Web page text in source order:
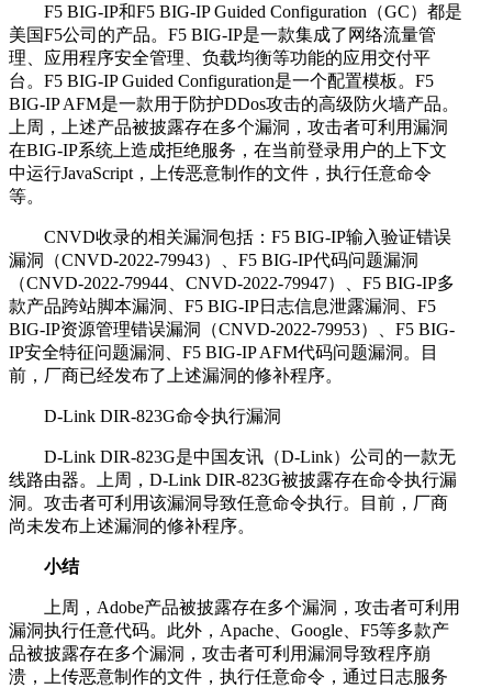
F5 BIG-IP和F5 BIG-IP Guided Configuration（GC）都是
美国F5公司的产品。F5 BIG-IP是一款集成了网络流量管
理、应用程序安全管理、负载均衡等功能的应用交付平
台。F5 BIG-IP Guided Configuration是一个配置模板。F5
BIG-IP AFM是一款用于防护DDos攻击的高级防火墙产品。
上周，上述产品被披露存在多个漏洞，攻击者可利用漏洞
在BIG-IP系统上造成拒绝服务，在当前登录用户的上下文
中运行JavaScript，上传恶意制作的文件，执行任意命令
等。
CNVD收录的相关漏洞包括：F5 BIG-IP输入验证错误
漏洞（CNVD-2022-79943）、F5 BIG-IP代码问题漏洞
（CNVD-2022-79944、CNVD-2022-79947）、F5 BIG-IP多
款产品跨站脚本漏洞、F5 BIG-IP日志信息泄露漏洞、F5
BIG-IP资源管理错误漏洞（CNVD-2022-79953）、F5 BIG-
IP安全特征问题漏洞、F5 BIG-IP AFM代码问题漏洞。目
前，厂商已经发布了上述漏洞的修补程序。
D-Link DIR-823G命令执行漏洞
D-Link DIR-823G是中国友讯（D-Link）公司的一款无
线路由器。上周，D-Link DIR-823G被披露存在命令执行漏
洞。攻击者可利用该漏洞导致任意命令执行。目前，厂商
尚未发布上述漏洞的修补程序。
小结
上周，Adobe产品被披露存在多个漏洞，攻击者可利用
漏洞执行任意代码。此外，Apache、Google、F5等多款产
品被披露存在多个漏洞，攻击者可利用漏洞导致程序崩
溃，上传恶意制作的文件，执行任意命令，通过日志服务